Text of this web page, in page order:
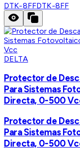
DTK-8FFDTK-8FF
DELTA
Protector de
Para Sistemas
Directa, 0-500
Protector de
Para Sistemas
Directa, 0-500